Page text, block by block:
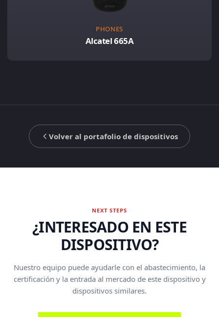
PHONES
Alcatel 665A
Volver al portafolio de dispositivos
NEXT STEPS
¿INTERESADO EN ESTE
DISPOSITIVO?
Nuestro equipo puede ayudarle con el abastecimiento, la
certificación y la entrada al mercado de este dispositivo y
dispositivos similares.